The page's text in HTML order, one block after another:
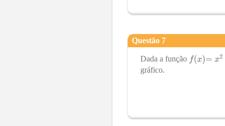
Questão 7
Dada a função
gráfico.